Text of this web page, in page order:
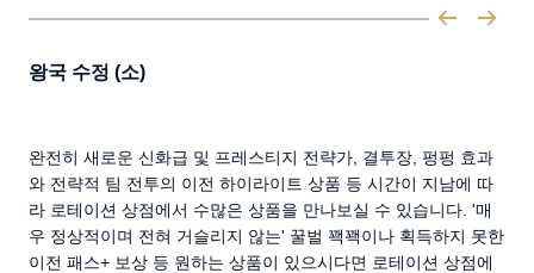
왕국 수정 (소)
완전히 새로운 신화급 및 프레스티지 전략가, 결투장, 펑펑 효과
와 전략적 팀 전투의 이전 하이라이트 상품 등 시간이 지남에 따
라 로테이션 상점에서 수많은 상품을 만나보실 수 있습니다. '매
우 정상적이며 전혀 거슬리지 않는' 꿀벌 꽥꽥이나 획득하지 못한
이전 패스+ 보상 등 원하는 상품이 있으시다면 로테이션 상점에